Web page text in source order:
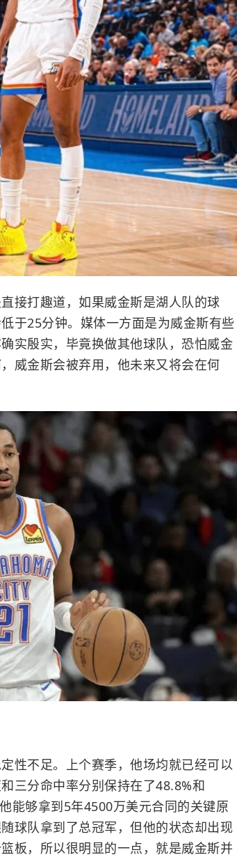
接打趣道，如果威金斯是湖人队的球
于25分钟。媒体一方面是为威金斯有些
实殷实，毕竟换做其他球队，恐怕威金
威金斯会被弃用，他未来又将会在何
性不足。上个赛季，他场均就已经可以
三分命中率分别保持在了48.8%和
能够拿到5年4500万美元合同的关键原
球队拿到了总冠军，但他的状态却出现
板，所以很明显的一点，就是威金斯并